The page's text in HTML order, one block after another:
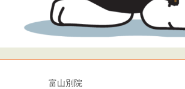
富山別院